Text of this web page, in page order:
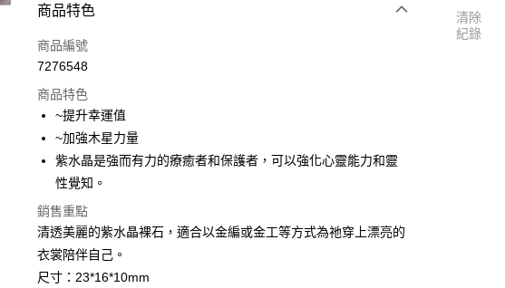
付款方式
信用卡一次付款
LINE Pay
Apple Pay
街口支付
悠遊付
商品特色
商品編號
7276548
商品特色
~提升幸運值
~加強木星力量
紫水晶是強而有力的療癒者和保護者，可以強化心靈能力和靈
性覺知。
銷售重點
清透美麗的紫水晶裸石，適合以金編或金工等方式為祂穿上漂亮的
衣裳陪伴自己。
尺寸：23*16*10mm
清除
紀錄